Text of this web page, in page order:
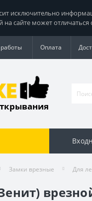
исключительно
на сайте может
Оплата
Замки врезные Для